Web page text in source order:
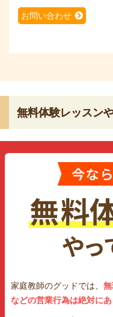
お問い合わせ
無料体験レッスン
家庭教師のグッドでは、
などの営業行為は絶対にあ